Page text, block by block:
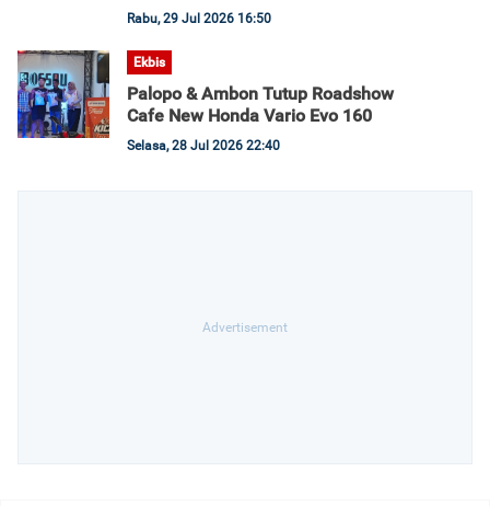
Rabu, 29 Jul 2026 16:50
Ekbis
Palopo & Ambon Tutup Roadshow
Cafe New Honda Vario Evo 160
Selasa, 28 Jul 2026 22:40